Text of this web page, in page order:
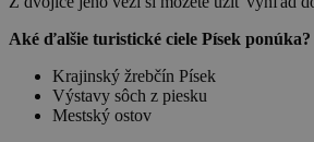
Aké ďalšie turistické ciele Písek ponúka?
Krajinský žrebčín Písek
Výstavy sôch z piesku
Mestský ostov